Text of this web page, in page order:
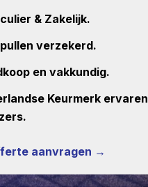
& Zakelijk.
verzekerd.
en vakkundig.
Keurmerk ervaren
aanvragen →